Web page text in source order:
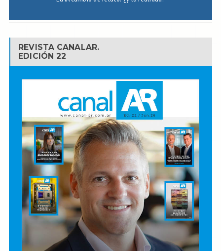
REVISTA CANALAR.
EDICIÓN 22